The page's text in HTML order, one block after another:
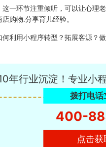
一环节注重倾听，可以让心理
购物.分享育儿经验。
利用小程序转型？拓展客源？
年行业沉淀！专业小
拨打电话
400-
点击